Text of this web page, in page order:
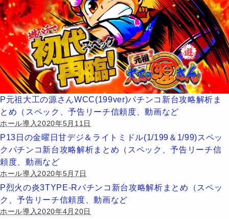
P元祖大工の源さんWCC(199ver)パチンコ新台攻略解析ま
とめ（スペック、予告リーチ信頼度、動画など
ホール導入2020年5月11日
P13日の金曜日甘デジ＆ライトミドル(1/199＆1/99)スペッ
クパチンコ新台攻略解析まとめ（スペック、予告リーチ信
頼度、動画など
ホール導入2020年5月7日
P烈火の炎3TYPE-Rパチンコ新台攻略解析まとめ（スペッ
ク、予告リーチ信頼度、動画など
ホール導入2020年4月20日